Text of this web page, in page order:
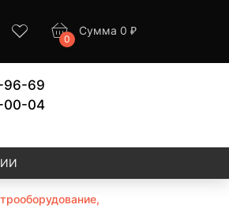
0
Сумма 0 ₽
96-69
00-04